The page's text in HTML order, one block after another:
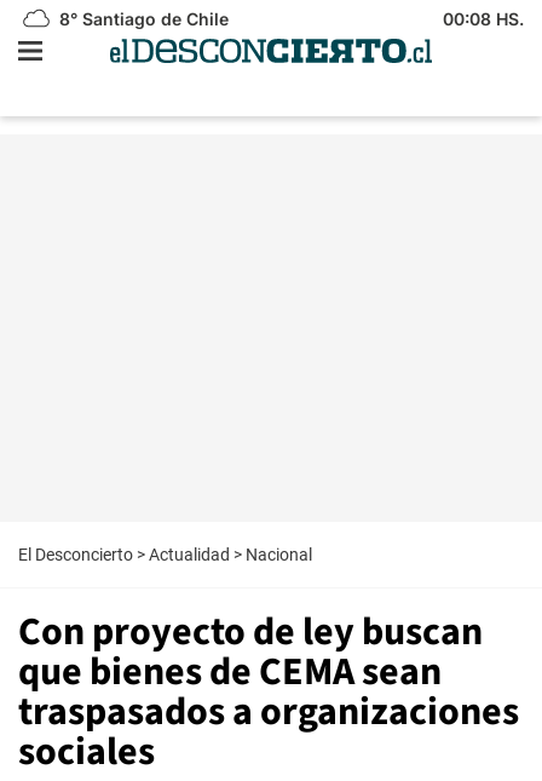
8° Santiago de Chile 00:08 HS.
El Desconcierto >Actualidad > Nacional
Con proyecto de ley buscan
que bienes de CEMA sean
traspasados a organizaciones
sociales